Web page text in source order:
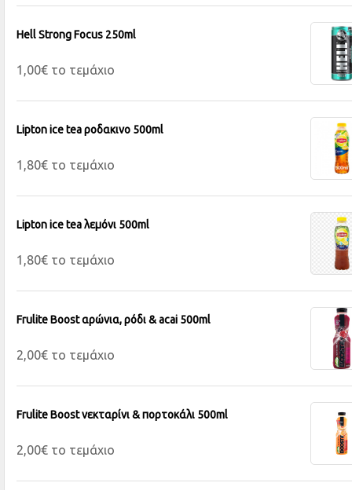
Hell Strong Focus 250ml
1,00€ το τεμάχιο
Lipton ice tea ροδακινο 500ml
1,80€ το τεμάχιο
Lipton ice tea λεμόνι 500ml
1,80€ το τεμάχιο
Frulite Boost αρώνια, ρόδι & acai 500ml
2,00€ το τεμάχιο
Frulite Boost νεκταρίνι & πορτοκάλι 500ml
2,00€ το τεμάχιο